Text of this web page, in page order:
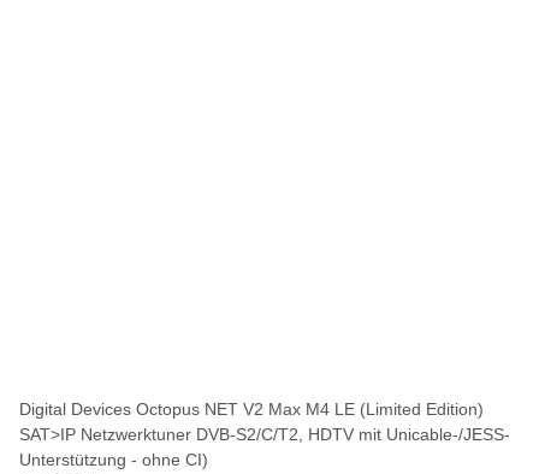
Digital Devices Octopus NET V2 Max M4 LE (Limited Edition)
SAT>IP Netzwerktuner DVB-S2/C/T2, HDTV mit Unicable-/JESS-
Unterstützung - ohne CI)